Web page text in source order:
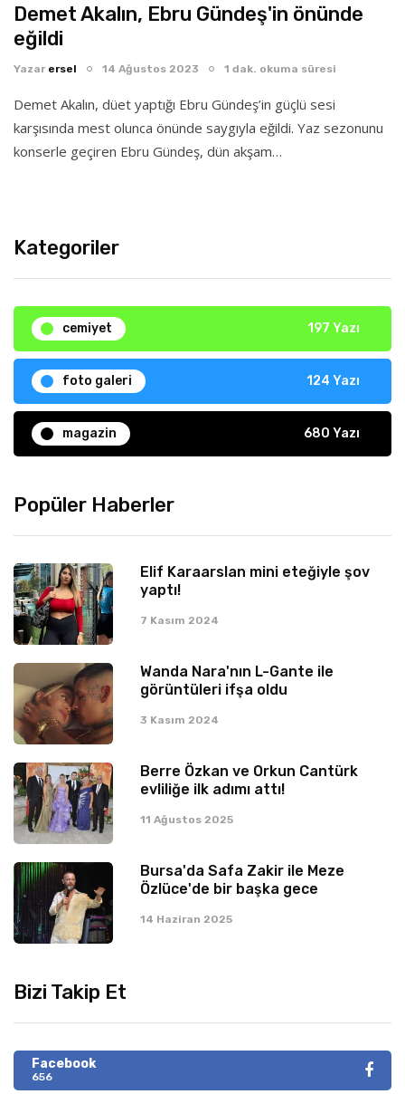
Demet Akalın, Ebru Gündeş'in önünde
eğildi
Yazar ersel 14 Ağustos 2023 1 dak. okuma süresi
Demet Akalın, düet yaptığı Ebru Gündeş’in güçlü sesi
karşısında mest olunca önünde saygıyla eğildi. Yaz sezonunu
konserle geçiren Ebru Gündeş, dün akşam…
Kategoriler
cemiyet 197 Yazı
foto galeri 124 Yazı
magazin 680 Yazı
Popüler Haberler
Elif Karaarslan mini eteğiyle şov
yaptı!
7 Kasım 2024
Wanda Nara'nın L-Gante ile
görüntüleri ifşa oldu
3 Kasım 2024
Berre Özkan ve Orkun Cantürk
evliliğe ilk adımı attı!
11 Ağustos 2025
Bursa'da Safa Zakir ile Meze
Özlüce'de bir başka gece
14 Haziran 2025
Bizi Takip Et
Facebook
656